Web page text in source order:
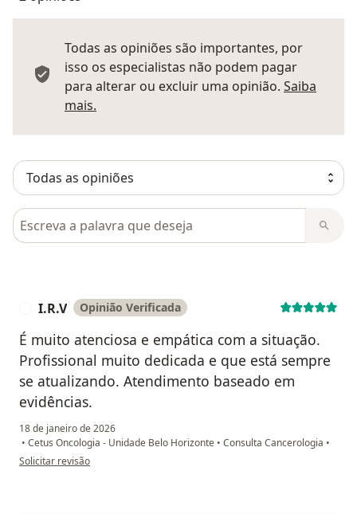
Todas as opiniões são importantes, por
isso os especialistas não podem pagar
para alterar ou excluir uma opinião. Saiba
mais.
Pesquisar em opiniões
I.R.V Opinião Verificada
É muito atenciosa e empática com a situação.
Profissional muito dedicada e que está sempre
se atualizando. Atendimento baseado em
evidências.
18 de janeiro de 2026
• Cetus Oncologia - Unidade Belo Horizonte • Consulta Cancerologia •
na opinião do utilizador I.R.V
Solicitar revisão